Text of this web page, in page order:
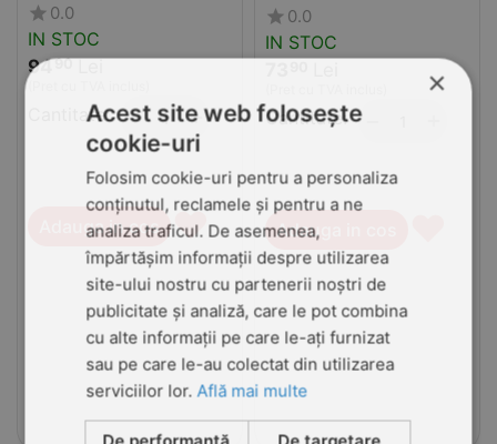
0.0
IN STOC
9490 Lei
Cantitate: +
−
Adauga in cos ♥
0.0
IN STOC
Cantitate:
Adauga in cos
×
Acest site web folosește
cookie-uri
Folosim cookie-uri pentru a personaliza
conținutul, reclamele și pentru a ne
analiza traficul. De asemenea,
împărtășim informații despre utilizarea
site-ului nostru cu partenerii noștri de
publicitate și analiză, care le pot combina
cu alte informații pe care le-ați furnizat
sau pe care le-au colectat din utilizarea
serviciilor lor.Află mai multe